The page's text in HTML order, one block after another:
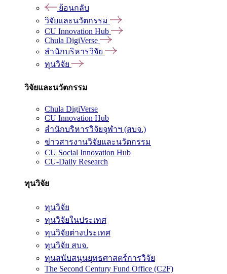
ย้อนกลับ
วิจัยและนวัตกรรม
CU Innovation Hub
Chula DigiVerse
สำนักบริหารวิจัย
ทุนวิจัย
วิจัยและนวัตกรรม
Chula DigiVerse
CU Innovation Hub
สำนักบริหารวิจัยจุฬาฯ (สบจ.)
ข่าวสารงานวิจัยและนวัตกรรม
CU Social Innovation Hub
CU-Daily Research
ทุนวิจัย
ทุนวิจัย
ทุนวิจัยในประเทศ
ทุนวิจัยต่างประเทศ
ทุนวิจัย สบจ.
ทุนสนับสนุนยุทธศาสตร์การวิจัย
The Second Century Fund Office (C2F)